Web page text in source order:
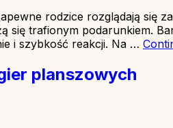
rodzice rozglądają się
się trafionym podarunkiem.
i szybkość reakcji. Na …
planszowych